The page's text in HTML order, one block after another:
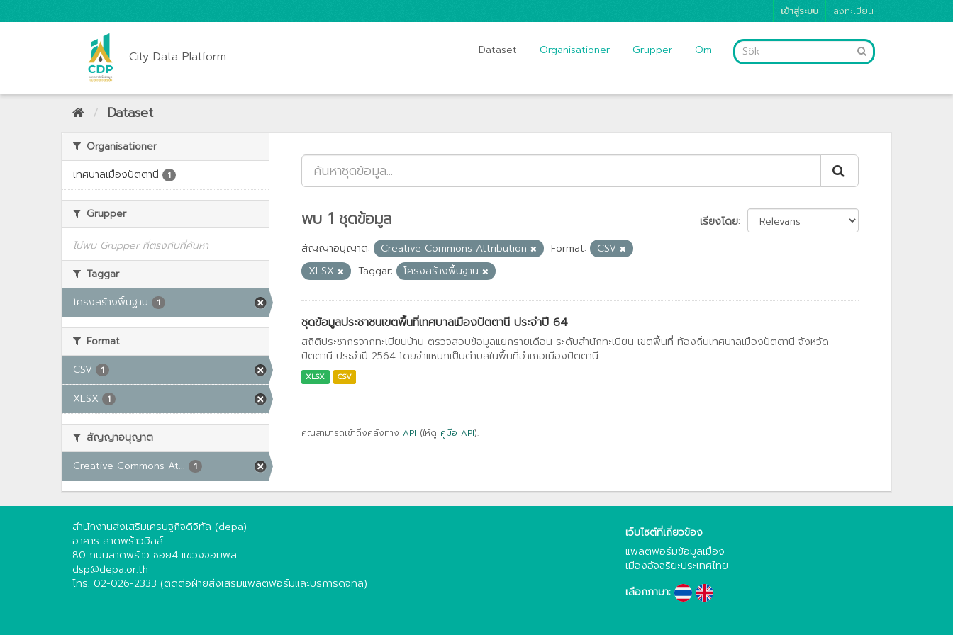
เข้าสู่ระบบ ลงทะเบียน
City Data Platform Dataset Organisationer Grupper Om
Dataset
Organisationer
เทศบาลเมืองปัตตานี
1
Grupper
ไม่พบ Grupper ที่ตรงกับที่ค้นหา
Taggar
โครงสร้างพื้นฐาน
1
Format
CSV
1
XLSX 1
สัญญาอนุญาต
Creative Commons At...
1
เรียงโดย
พบ 1 ชุดข้อมูล
สัญญาอนุญาต: Creative Commons Attribution Format:
CSV
XLSX
Taggar: โครงสร้างพื้นฐาน
ชุดข้อมูลประชาชนเขตพื้นที่เทศบาลเมืองปัตตานี ประจำปี 64
สถิติประชากรจากทะเบียนบ้าน ตรวจสอบข้อมูลแยกรายเดือน ระดับสำนักทะเบียน เขตพื้นที่ ท้องถิ่นเทศบาลเมืองปัตตานี จังหวัด
ปัตตานี ประจำปี 2564 โดยจำแหนกเป็นตำบลในพื้นที่อำเภอเมืองปัตตานี
XLSX CSV
คุณสามารถเข้าถึงคลังทาง API (ให้ดู คู่มือ API).
สำนักงานส่งเสริมเศรษฐกิจดิจิทัล (depa)
อาคาร ลาดพร้าวฮิลล์
80 ถนนลาดพร้าว ซอย4 แขวงจอมพล
dsp@depa.or.th
โทร. 02-026-2333 (ติดต่อฝ่ายส่งเสริมแพลตฟอร์มและบริการดิจิทัล)
เว็บไซต์ที่เกี่ยวข้อง
แพลตฟอร์มข้อมูลเมือง
เมืองอัจฉริยะประเทศไทย
เลือกภาษา